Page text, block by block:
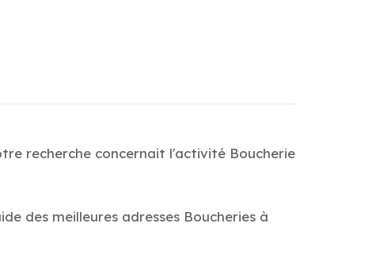
recherche concernait l'activité Boucherie
des meilleures adresses Boucheries à